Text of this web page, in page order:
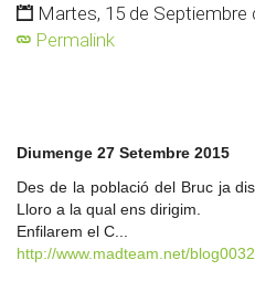
Martes, 15 de Septiembre
Permalink
Diumenge 27 Setembre 2015
Des de la població del Bruc ja
Lloro a la qual ens dirigim.
Enfilarem el C...
http://www.madteam.net/